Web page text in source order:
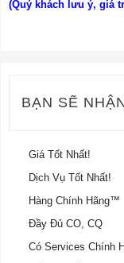
(Quý khách lưu ý, giá
BẠN SẼ
Giá Tốt Nhất!
Dịch Vụ Tốt Nhất!
Hàng Chính Hãng™
Đầy Đủ CO, CQ
Có Services Chính